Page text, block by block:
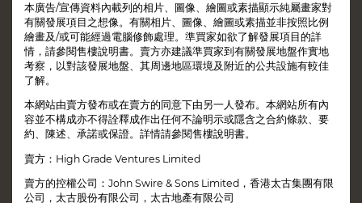
本廣告/宣傳資料內載列的相片、圖像、繪圖或素描顯示純屬畫家對
有關發展項目之想像。有關相片、圖像、繪圖或素描並非按照比例
繪畫及/或可能經過電腦修飾處理。準買家如欲了解發展項目的詳
情，請參閱售樓說明書。賣方亦建議準買家到有關發展地盤作實地
考察，以對該發展地盤、其周邊地區環境及附近的公共設施有較佳
了解。
本網站由賣方發布或在賣方的同意下由另一人發布。本網站所有內
容並不構成亦不得詮釋成作出任何不論明示或隱含之合約條款、要
約、陳述、承諾或保證。詳情請參閱售樓說明書。
賣方：High Grade Ventures Limited
賣方的控權公司：John Swire & Sons Limited，香港太古集團有限
公司，太古股份有限公司，太古地產有限公司